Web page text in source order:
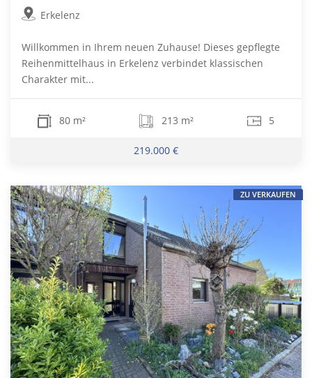
Erkelenz
Willkommen in Ihrem neuen Zuhause! Dieses gepflegte
Reihenmittelhaus in Erkelenz verbindet klassischen
Charakter mit...
80 m² 213 m² 5
219.000 €
ZU VERKAUFEN